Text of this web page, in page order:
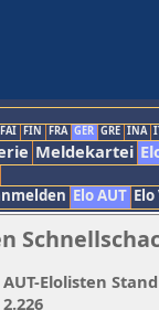
FAI FIN FRA GER GRE INA
Meldekartei
Elo AUT
AUT-Elolisten
2.226